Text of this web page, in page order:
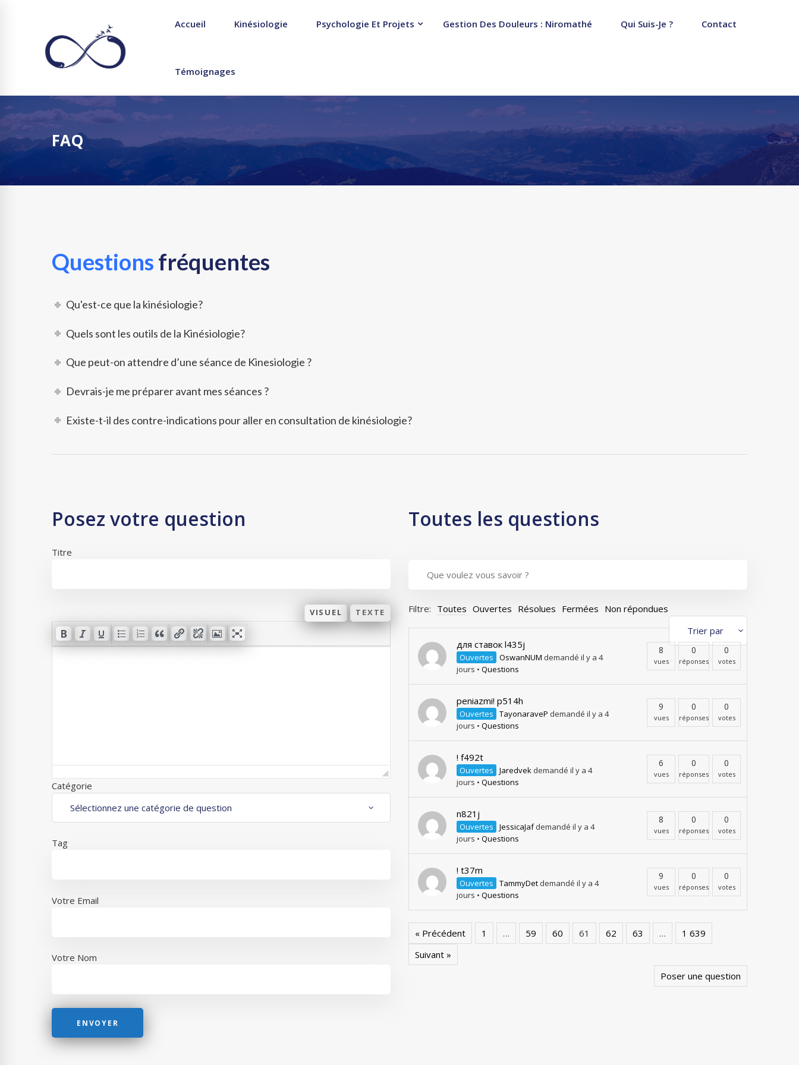
Accueil Kinésiologie Psychologie Et Projets Gestion Des Douleurs : Niromathé Qui Suis-Je ? Contact
Témoignages
FAQ
Questionsfréquentes
Qu'est-ce que la kinésiologie?
Quels sont les outils de la Kinésiologie?
Que peut-on attendre d’une séance de Kinesiologie ?
Devrais-je me préparer avant mes séances ?
Existe-t-il des contre-indications pour aller en consultation de kinésiologie?
Posez votre question
Titre
VISUEL TEXTE
Catégorie
Tag
Votre Email
Votre Nom
Toutes les questions
Filtre: Toutes Ouvertes Résolues Fermées Non répondues
для ставок l435j
Ouvertes OswanNUM demandé il y a 4
jours • Questions
8
vues
0
réponses
0
votes
peniazmi! p514h
Ouvertes TayonaraveP demandé il y a 4
jours • Questions
9
vues
0
réponses
0
votes
! f492t
Ouvertes Jaredvek demandé il y a 4
jours • Questions
6
vues
0
réponses
0
votes
n821j
Ouvertes JessicaJafdemandé il y a 4
jours • Questions
8
vues
0
réponses
0
votes
! t37m
Ouvertes TammyDet demandé il y a 4
jours • Questions
9
vues
0
réponses
0
votes
« Précédent 1 … 59 60 61 62 63 …
1 639
Suivant »
Poser une question